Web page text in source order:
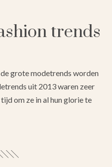
trends
grote modetrends worden
uit 2013 waren zeer
om ze in al hun glorie te